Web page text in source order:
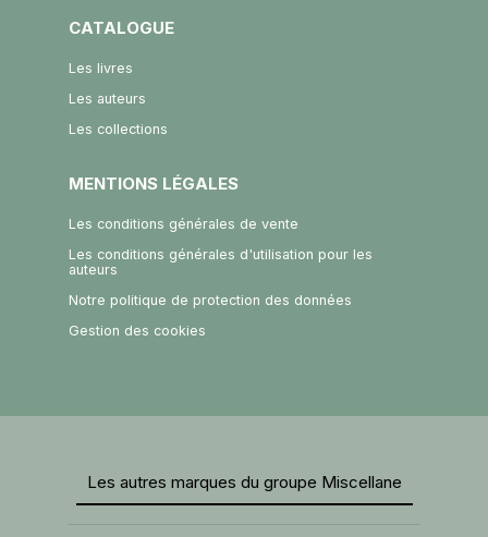
CATALOGUE
Les livres
Les auteurs
Les collections
MENTIONS LÉGALES
Les conditions générales de vente
Les conditions générales d'utilisation pour les
auteurs
Notre politique de protection des données
Gestion des cookies
Les autres marques du groupe Miscellane